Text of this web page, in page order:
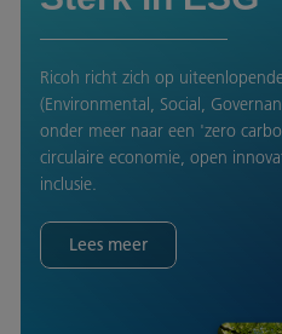
Ricoh richt zich op
(Environmental, Social,
onder meer naar een 'zero
circulaire economie, open
inclusie.
Lees meer